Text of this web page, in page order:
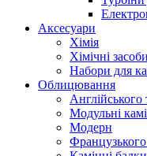
Аксесуари
Хімія
Хімічні
Набори для
Облицювання
Англійського
Модульні
Модерн